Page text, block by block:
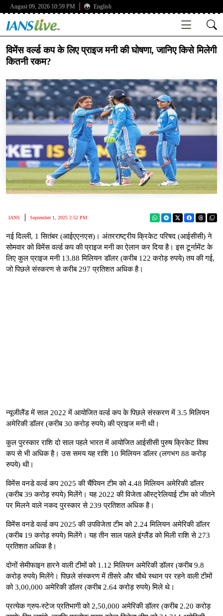
August 09, 2026 10:59 PM English
विमेंस वर्ल्ड कप के लिए प्राइज मनी की घोषणा, जानिए किसे मिलेगी
कितनी रकम?
IANS September 1, 2025 2:52 PM
नई दिल्ली, 1 सितंबर (आईएएनएस)। अंतरराष्ट्रीय क्रिकेट परिषद (आईसीसी) ने
सोमवार को विमेंस वर्ल्ड कप की प्राइज मनी का ऐलान कर दिया है। इस टूर्नामेंट के
लिए कुल प्राइज मनी 13.88 मिलियन डॉलर (करीब 122 करोड़ रुपये) तय की गई,
जो पिछले संस्करण से करीब 297 प्रतिशत अधिक है।
न्यूजीलैंड में साल 2022 में आयोजित वर्ल्ड कप के पिछले संस्करण में 3.5 मिलियन
अमेरिकी डॉलर (करीब 30 करोड़ रुपये) की प्राइज मनी थी।
कुल पुरस्कार राशि दो साल पहले भारत में आयोजित आईसीसी पुरुष क्रिकेट विश्व
कप से भी अधिक है। उस समय यह राशि 10 मिलियन डॉलर (लगभग 88 करोड़
रुपये) थी।
विमेंस वनडे वर्ल्ड कप 2025 की चैंपियन टीम को 4.48 मिलियन अमेरिकी डॉलर
(करीब 39 करोड़ रुपये) मिलेंगे। यह 2022 की विजेता ऑस्ट्रेलियाई टीम को जीतने
पर मिलने वाले नकद पुरस्कार से 239 प्रतिशत अधिक है।
विमेंस वनडे वर्ल्ड कप 2025 की उपविजेता टीम को 2.24 मिलियन अमेरिकी डॉलर
(करीब 19 करोड़ रुपये) मिलेंगे। यह तीन साल पहले इंग्लैंड को मिली राशि से 273
प्रतिशत अधिक है।
दोनों सेमीफाइन हारने वाली टीमों को 1.12 मिलियन अमेरिकी डॉलर (करीब 9.8
करोड़ रुपये) मिलेंगे। पिछले संस्करण में तीसरे और चौथे स्थान पर रहने वाली टीमों
को 3,00,000 अमेरिकी डॉलर (करीब 2.64 करोड़ रुपये) मिले थे।
प्रत्येक ग्रुप-स्टेज प्रतिभागी को 2,50,000 अमेरिकी डॉलर (करीब 2.20 करोड़